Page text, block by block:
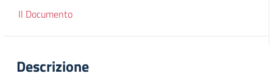
Il Documento
Descrizione